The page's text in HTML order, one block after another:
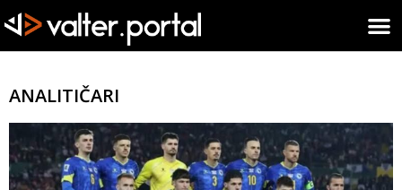
ANALITIČARI